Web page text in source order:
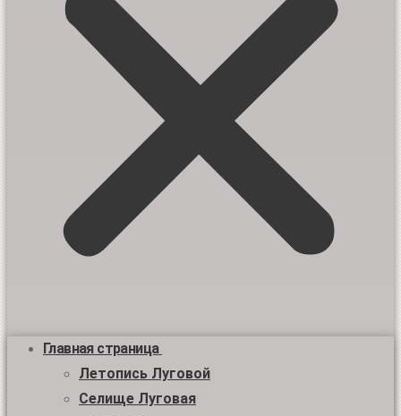
Главная страница
Летопись Луговой
Селище Луговая